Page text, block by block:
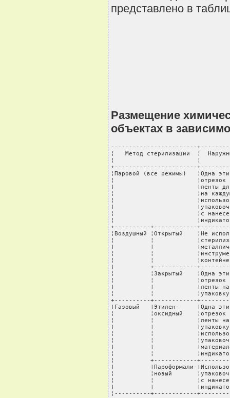
представлено в
Размещение
объектах в
------------------------
¦   Метод стерилизации  ¦
¦                       ¦
+-----------------------
¦Паровой (все режимы)   ¦Одна
¦                       ¦отрезок
¦                       ¦ленты
¦                       ¦на каждую
¦
¦
¦                       ¦с
¦
+----------+------------
¦Воздушный ¦Открытый    ¦Не
¦          ¦
¦          ¦
¦          ¦
¦          ¦
¦          +------------
¦          ¦Закрытый    ¦Одна
¦          ¦            ¦отрезок
¦          ¦            ¦ленты на
¦          ¦
+----------+------------
¦Газовый   ¦Этилен-     ¦Одна
¦          ¦оксидный    ¦отрезок
¦          ¦            ¦ленты на
¦          ¦
¦          ¦
¦          ¦
¦          ¦
¦          ¦
¦          +------------
¦          ¦Пароформали-
¦          ¦новый
¦          ¦            ¦с
¦          ¦
¦----------+------------